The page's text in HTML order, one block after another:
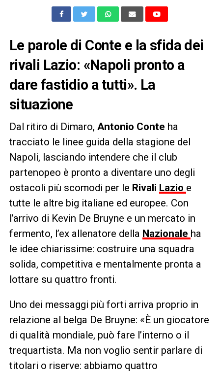
Le parole di Conte e la sfida dei
rivali Lazio: «Napoli pronto a
dare fastidio a tutti». La
situazione
Dal ritiro di Dimaro, Antonio Conte ha
tracciato le linee guida della stagione del
Napoli, lasciando intendere che il club
partenopeo è pronto a diventare uno degli
ostacoli più scomodi per le Rivali Lazio e
tutte le altre big italiane ed europee. Con
l’arrivo di Kevin De Bruyne e un mercato in
fermento, l’ex allenatore della Nazionale ha
le idee chiarissime: costruire una squadra
solida, competitiva e mentalmente pronta a
lottare su quattro fronti.
Uno dei messaggi più forti arriva proprio in
relazione al belga De Bruyne: «È un giocatore
di qualità mondiale, può fare l’interno o il
trequartista. Ma non voglio sentir parlare di
titolari o riserve: abbiamo quattro